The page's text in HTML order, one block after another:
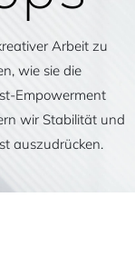
Arbeit zu
wie sie die
Empowerment
wir Stabilität und
auszudrücken.